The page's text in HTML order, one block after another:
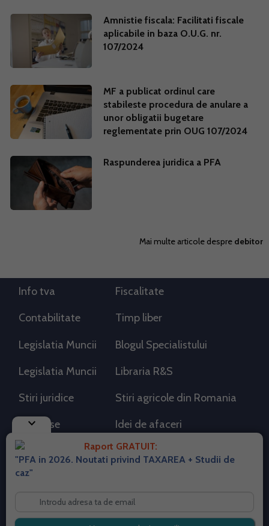
Amnistie fiscala: Facilitati fiscale
aplicabile in baza O.U.G. nr.
107/2024
MF a publicat ordinul care
stabileste procedura de anulare a
unor obligatii bugetare
reglementate prin OUG 107/2024
Raspunderea juridica a PFA
Mai multe articole despre debitor
keyboard_arrow_down
Raport GRATUIT:
"PFA in 2026. Noutati privind TAXAREA + Studii de
caz"
Info tva Fiscalitate
Contabilitate Timp liber
Legislatia Muncii Blogul Specialistului
Legislatia Muncii Libraria R&S
Stiri juridice Stiri agricole din Romania
AdSense Idei de afaceri
RSS Flux RSS 2.0
Despre cookies
Termeni si conditii
Contact